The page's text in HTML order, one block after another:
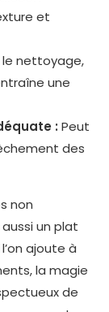
et
le nettoyage,
une
: Peut
des
non
un plat
ajoute à
la magie
de